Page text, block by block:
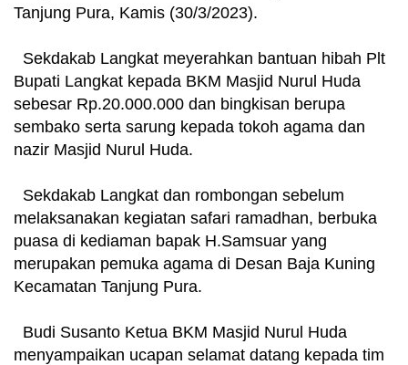
Tanjung Pura, Kamis (30/3/2023).
Sekdakab Langkat meyerahkan bantuan hibah Plt
Bupati Langkat kepada BKM Masjid Nurul Huda
sebesar Rp.20.000.000 dan bingkisan berupa
sembako serta sarung kepada tokoh agama dan
nazir Masjid Nurul Huda.
Sekdakab Langkat dan rombongan sebelum
melaksanakan kegiatan safari ramadhan, berbuka
puasa di kediaman bapak H.Samsuar yang
merupakan pemuka agama di Desan Baja Kuning
Kecamatan Tanjung Pura.
Budi Susanto Ketua BKM Masjid Nurul Huda
menyampaikan ucapan selamat datang kepada tim